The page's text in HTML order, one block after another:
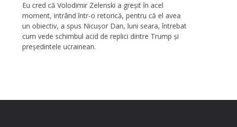
Eu cred că Volodimir Zelenski a greşit în acel
moment, intrând într-o retorică, pentru că el avea
un obiectiv, a spus Nicuşor Dan, luni seara, întrebat
cum vede schimbul acid de replici dintre Trump şi
preşedintele ucrainean.